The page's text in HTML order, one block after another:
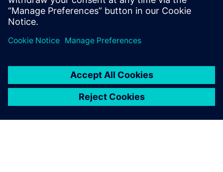
Saiba mais